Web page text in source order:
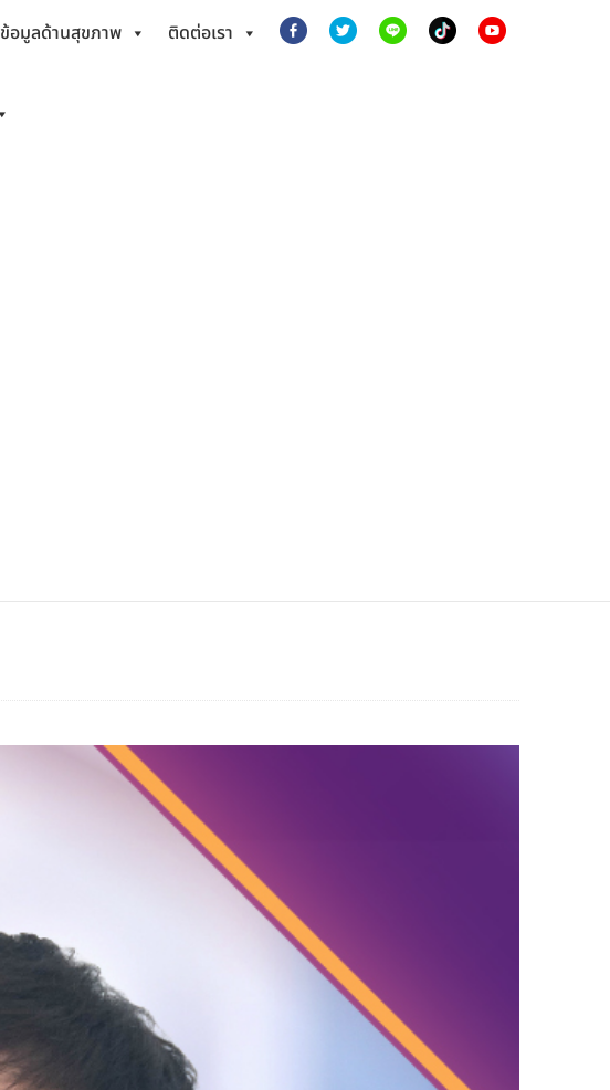
ข้อมูลด้านสุขภาพ ติดต่อเรา